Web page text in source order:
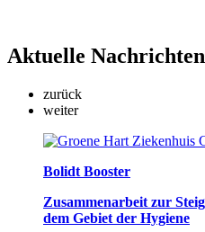
Aktuelle
zurück
weiter
Bolidt Booster
Zusammenarbeit zur
dem Gebiet der Hygiene